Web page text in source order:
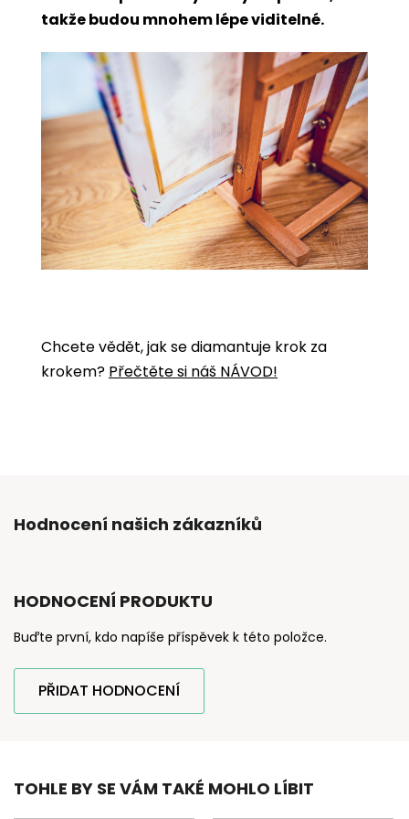
takže budou mnohem lépe viditelné.
Chcete vědět, jak se diamantuje krok za
krokem? Přečtěte si náš NÁVOD!
Hodnocení našich zákazníků
HODNOCENÍ PRODUKTU
Buďte první, kdo napíše příspěvek k této položce.
PŘIDAT HODNOCENÍ
TOHLE BY SE VÁM TAKÉ MOHLO LÍBIT